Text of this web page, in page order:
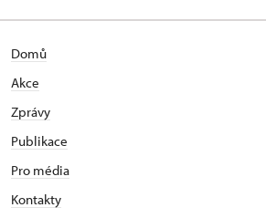
Domů
Akce
Zprávy
Publikace
Pro média
Kontakty